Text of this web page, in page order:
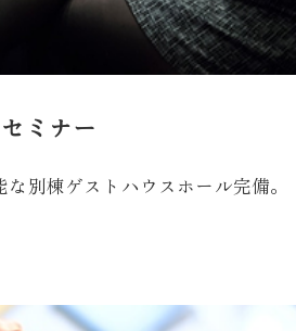
ミナー
別棟ゲストハウスホール完備。